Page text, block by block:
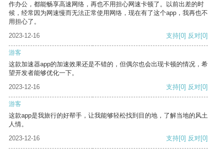
作办公，都能畅享高速网络，再也不用担心网速卡顿了。以前出差的时
候，经常因为网速慢而无法正常使用网络，现在有了这个app，我再也不
用担心了。
2023-12-16
支持[0] 反对[0]
游客
这款加速器app的加速效果还是不错的，但偶尔也会出现卡顿的情况，希
望开发者能够优化一下。
2023-12-16
支持[0] 反对[0]
游客
这款app是我旅行的好帮手，让我能够轻松找到目的地，了解当地的风土
人情。
2023-12-16
支持[0] 反对[0]